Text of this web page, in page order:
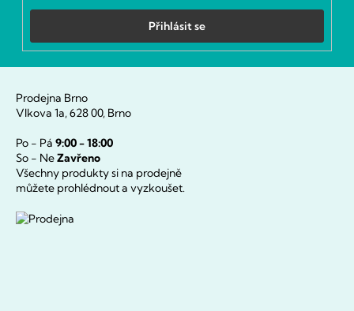
Přihlásit se
Prodejna Brno
Vlkova 1a, 628 00, Brno
Po - Pá 9:00 - 18:00
So - NeZavřeno
Všechny produkty si na prodejně
můžete prohlédnout a vyzkoušet.